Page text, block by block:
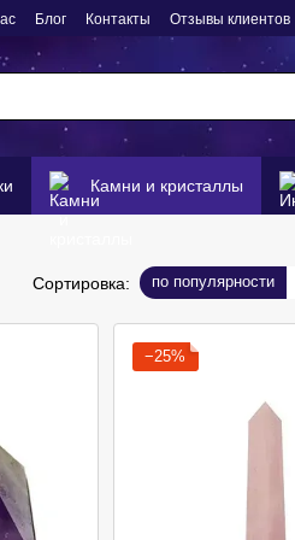
Блог Контакты Отзывы клиентов
Камни и кристаллы
Сортировка: по популярности
−25%